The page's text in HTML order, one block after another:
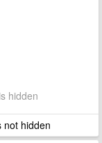
hidden
hidden